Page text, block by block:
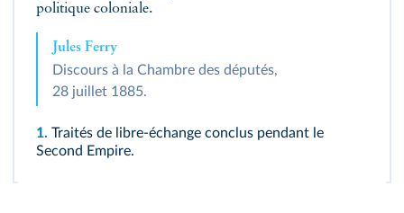
politique coloniale.
Jules Ferry
Discours à la Chambre des députés,
28 juillet 1885.
1. Traités de libre-échange conclus pendant le
Second Empire.